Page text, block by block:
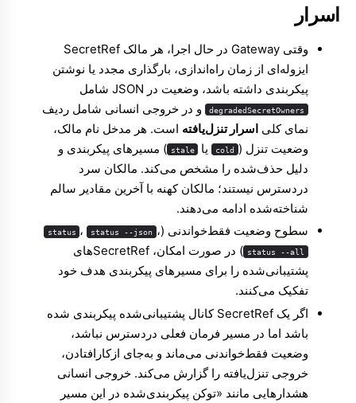
اسرار
وقتی Gateway در حال اجرا، هر مالک SecretRef
ایزوله‌ای از زمان راه‌اندازی، بارگذاری مجدد یا نوشتن
پیکربندی داشته باشد، وضعیت در JSON شامل
degradedSecretOwners و در خروجی انسانی شامل ردیف
نمای کلی اسرار تنزل‌یافته است. هر مدخل نام مالک،
وضعیت تنزل ( cold یا stale ) مسیرهای پیکربندی و
دلیل حذف‌شده را مشخص می‌کند. مالکان سرد
دردسترس نیستند؛ مالکان کهنه با آخرین مقادیر سالم
شناخته‌شده ادامه می‌دهند.
سطوح وضعیت فقط‌خواندنی (
status ، status --json ،
status --all
) در صورت امکان، SecretRefهای
پشتیبانی‌شده را برای مسیرهای پیکربندی هدف خود
تفکیک می‌کنند.
اگر یک SecretRef کانال پشتیبانی‌شده پیکربندی شده
باشد اما در مسیر فرمان فعلی دردسترس نباشد،
وضعیت فقط‌خواندنی می‌ماند و به‌جای ازکارافتادن،
خروجی تنزل‌یافته را گزارش می‌کند. خروجی انسانی
هشدارهایی مانند «توکن پیکربندی‌شده در این مسیر